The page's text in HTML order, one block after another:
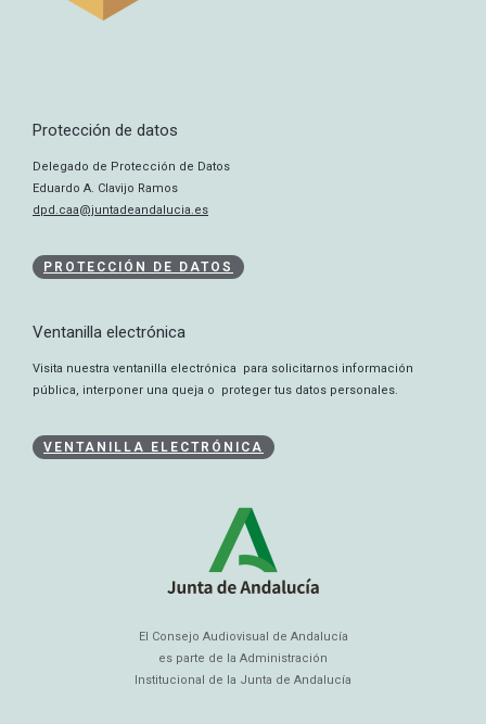
Protección de datos
Delegado de Protección de Datos
Eduardo A. Clavijo Ramos
dpd.caa@juntadeandalucia.es
PROTECCIÓN DE DATOS
Ventanilla electrónica
Visita nuestra ventanilla electrónica para solicitarnos información
pública, interponer una queja o proteger tus datos personales.
VENTANILLA ELECTRÓNICA
El Consejo Audiovisual de Andalucía
es parte de la Administración
Institucional de la Junta de Andalucía